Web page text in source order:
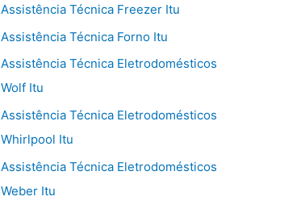
Assistência Técnica Freezer Itu
Assistência Técnica Forno Itu
Assistência Técnica Eletrodomésticos
Wolf Itu
Assistência Técnica Eletrodomésticos
Whirlpool Itu
Assistência Técnica Eletrodomésticos
Weber Itu